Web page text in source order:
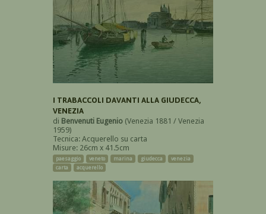
I TRABACCOLI DAVANTI ALLA GIUDECCA,
VENEZIA
di Benvenuti Eugenio (Venezia 1881 / Venezia
1959)
Tecnica: Acquerello su carta
Misure: 26cm x 41.5cm
paesaggio veneto marina giudecca
venezia
carta
acquerello